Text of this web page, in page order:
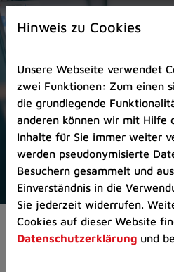
Zur
Startseite
Zum
Seitenanfang
springen
(Schnelltaste
A)
Zur
Navigation/Menü
springen
(Schnelltaste
M)
Zur
Aktuelles
Hinweis zu Cookies
Unsere Webseite verwendet
zwei Funktionen: Zum einen
die grundlegende
anderen können wir mit Hilfe
Inhalte für Sie immer weiter
werden pseudonymisierte
Besuchern gesammelt und
Einverständnis in die
Sie jederzeit widerrufen.
Cookies auf dieser Website
Datenschutzerklärung und